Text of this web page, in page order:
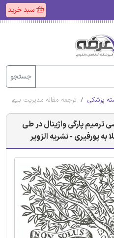
سبد خرید
جستجو
پزشکی ترجمه مقاله مدیریت بیهوشی
ترمیم پارگی واژینال در طی
به پورفیری - نشریه الزویر